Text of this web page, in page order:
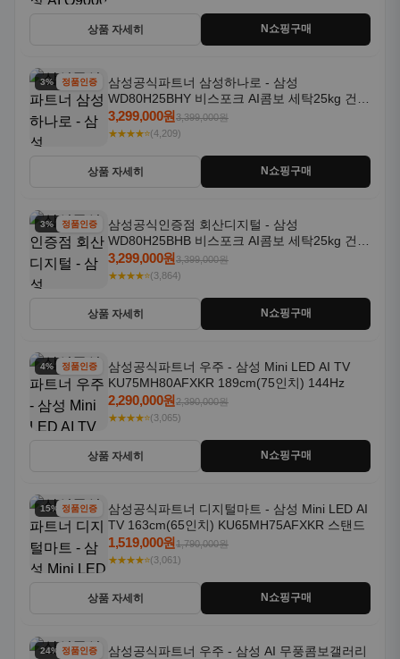
상품 자세히 N쇼핑구매
3% 할인정품인증
삼성공식파트너 삼성하나로 - 삼성
WD80H25BHY 비스포크 AI콤보 세탁25kg 건조
18kg 26년형 일체형 1등급
3,299,000원3,399,000원
★★★★⭐(4,209)
상품 자세히 N쇼핑구매
3% 할인정품인증
삼성공식인증점 회산디지털 - 삼성
WD80H25BHB 비스포크 AI콤보 세탁25kg 건조
18kg 26년형 일체형 1등급
3,299,000원3,399,000원
★★★★⭐(3,864)
상품 자세히 N쇼핑구매
4% 할인정품인증
삼성공식파트너 우주 - 삼성 Mini LED AI TV
KU75MH80AFXKR 189cm(75인치) 144Hz
2,290,000원2,390,000원
★★★★⭐(3,065)
상품 자세히 N쇼핑구매
15% 할인정품인증
삼성공식파트너 디지털마트 - 삼성 Mini LED AI
TV 163cm(65인치) KU65MH75AFXKR 스탠드
1,519,000원1,790,000원
★★★★⭐(3,061)
상품 자세히 N쇼핑구매
24% 할인정품인증
삼성공식파트너 우주 - 삼성 AI 무풍콤보갤러리